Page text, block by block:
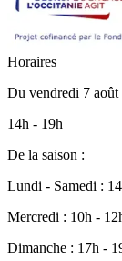
Horaires
Du vendredi 7 août
14h - 19h
De la saison :
Lundi - Samedi :
Mercredi : 10h -
Dimanche : 17h -